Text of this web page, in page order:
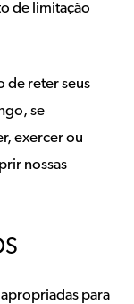
de limitação
de reter seus
se
exercer ou
nossas
para